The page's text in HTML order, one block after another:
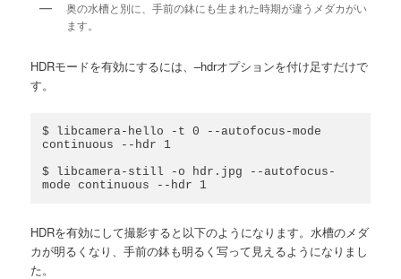
奥の水槽と別に、手前の鉢にも生まれた時期が違うメダカがい
ます。
HDRモードを有効にするには、–hdrオプションを付け足すだけで
す。
$ libcamera-hello -t 0 --autofocus-mode
continuous --hdr 1
$ libcamera-still -o hdr.jpg --autofocus-
mode continuous --hdr 1
HDRを有効にして撮影すると以下のようになります。水槽のメダ
カが明るくなり、手前の鉢も明るく写って見えるようになりまし
た。